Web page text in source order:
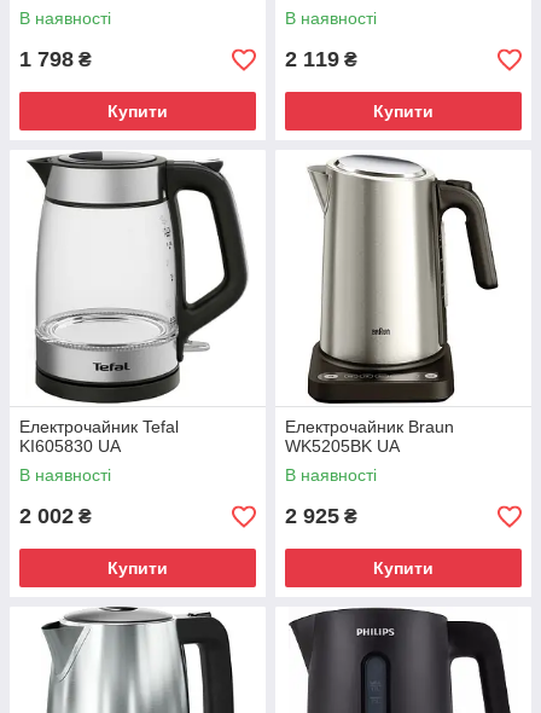
В наявності
1 798 ₴
Купити
В наявності
2 119 ₴
Купити
Електрочайник Tefal
KI605830 UA
В наявності
2 002 ₴
Купити
Електрочайник Braun
WK5205BK UA
В наявності
2 925 ₴
Купити